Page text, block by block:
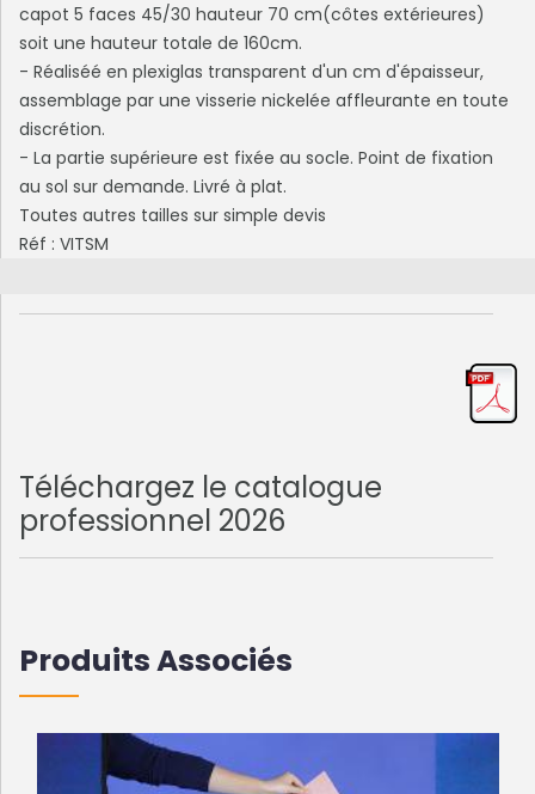
capot 5 faces 45/30 hauteur 70 cm(côtes extérieures)
soit une hauteur totale de 160cm.
- Réaliséé en plexiglas transparent d'un cm d'épaisseur,
assemblage par une visserie nickelée affleurante en toute
discrétion.
- La partie supérieure est fixée au socle. Point de fixation
au sol sur demande. Livré à plat.
Toutes autres tailles sur simple devis
Réf : VITSM
Téléchargez le catalogue
professionnel 2026
Produits Associés